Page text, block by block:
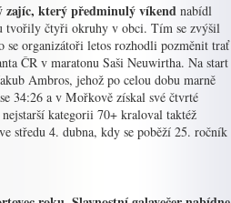
zajíc, který předminulý víkend nabídl
tvořily čtyři okruhy v obci. Tím se zvýšil
organizátoři letos rozhodli pozměnit trať
ČR v maratonu Saši Neuwirtha. Na start
Ambros, jehož po celou dobu marně
34:26 a v Mořkově získal své čtvrté
kategorii 70+ kraloval taktéž
středu 4. dubna, kdy se poběží 25. ročník